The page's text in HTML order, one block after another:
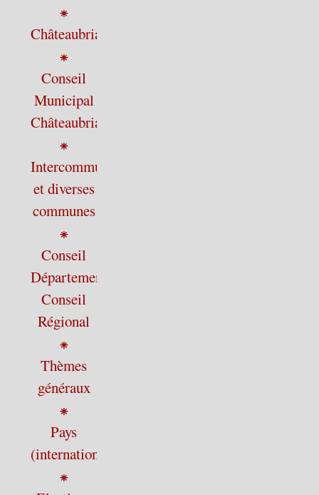
⁕
Châteaubriant
⁕
Conseil
Municipal
Châteaubriant
⁕
Intercommunalité
et diverses
communes
⁕
Conseil
Départemental,
Conseil
Régional
⁕
Thèmes
généraux
⁕
Pays
(international)
⁕